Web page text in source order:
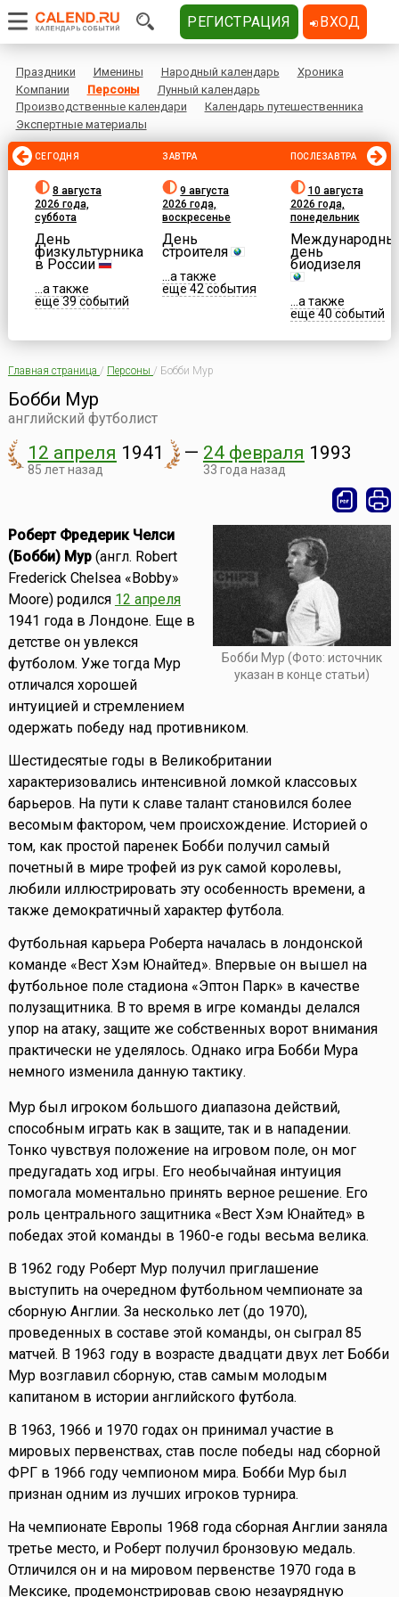
Праздники Именины Народный календарь
Хроника
Компании
Персоны
Лунный календарь
Производственные календари
Календарь путешественника
Экспертные материалы
СЕГОДНЯ
8 августа
2026 года,
суббота
День
физкультурника
в России
...а также
еще 39 событий
ЗАВТРА
9 августа
2026 года,
воскресенье
День
строителя
...а также
еще 42 события
ПОСЛЕЗАВТРА
10 августа
2026 года,
понедельник
день
биодизеля
...а также
еще 40 событий
Главная страница / Персоны / Бобби Мур
Бобби Мур
английский футболист
12 апреля 1941
85 лет назад
— 24 февраля 1993
33 года назад
Бобби Мур (Фото: источник
указан в конце статьи)
Роберт Фредерик Челси
(Бобби) Мур(англ. Robert
Frederick Chelsea «Bobby»
Moore) родился 12 апреля
1941 года в Лондоне. Еще в
детстве он увлекся
футболом. Уже тогда Мур
отличался хорошей
интуицией и стремлением
одержать победу над противником.
Шестидесятые годы в Великобритании
характеризовались интенсивной ломкой классовых
барьеров. На пути к славе талант становился более
весомым фактором, чем происхождение. Историей о
том, как простой паренек Бобби получил самый
почетный в мире трофей из рук самой королевы,
любили иллюстрировать эту особенность времени, а
также демократичный характер футбола.
Футбольная карьера Роберта началась в лондонской
команде «Вест Хэм Юнайтед». Впервые он вышел на
футбольное поле стадиона «Эптон Парк» в качестве
полузащитника. В то время в игре команды делался
упор на атаку, защите же собственных ворот внимания
практически не уделялось. Однако игра Бобби Мура
немного изменила данную тактику.
Мур был игроком большого диапазона действий,
способным играть как в защите, так и в нападении.
Тонко чувствуя положение на игровом поле, он мог
предугадать ход игры. Его необычайная интуиция
помогала моментально принять верное решение. Его
роль центрального защитника «Вест Хэм Юнайтед» в
победах этой команды в 1960-е годы весьма велика.
В 1962 году Роберт Мур получил приглашение
выступить на очередном футбольном чемпионате за
сборную Англии. За несколько лет (до 1970),
проведенных в составе этой команды, он сыграл 85
матчей. В 1963 году в возрасте двадцати двух лет Бобби
Мур возглавил сборную, став самым молодым
капитаном в истории английского футбола.
В 1963, 1966 и 1970 годах он принимал участие в
мировых первенствах, став после победы над сборной
ФРГ в 1966 году чемпионом мира. Бобби Мур был
признан одним из лучших игроков турнира.
На чемпионате Европы 1968 года сборная Англии заняла
третье место, и Роберт получил бронзовую медаль.
Отличился он и на мировом первенстве 1970 года в
Мексике, продемонстрировав свою незаурядную
РЕГИСТРАЦИЯ ВХОД